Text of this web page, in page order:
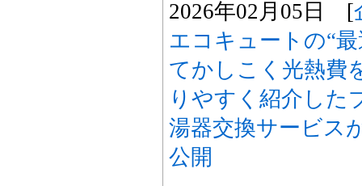
2026年02月05日 [
エコキュートの“
てかしこく光熱費
りやすく紹介した
湯器交換サービス
公開